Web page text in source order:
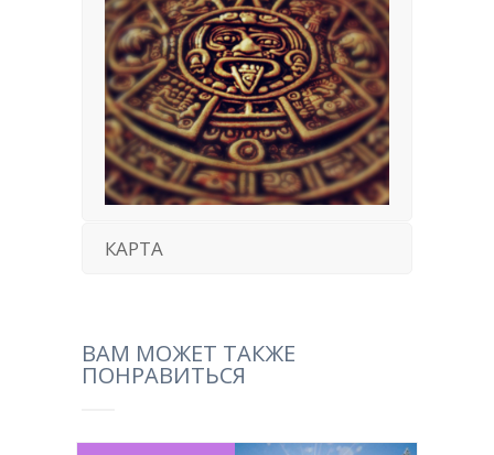
КАРТА
ВАМ МОЖЕТ ТАКЖЕ
ПОНРАВИТЬСЯ